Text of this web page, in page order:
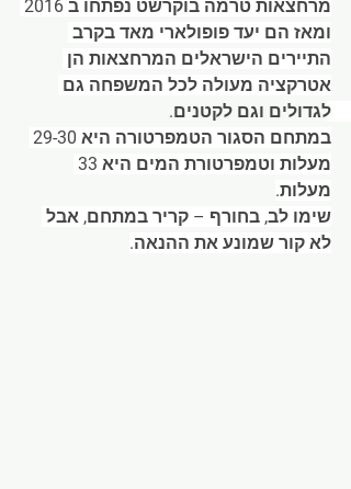
ומאז הם יעד פופולארי מאד בקרב
התיירים הישראלים המרחצאות הן
אטרקציה מעולה לכל המשפחה גם
לגדולים וגם לקטנים.
מעלות.
שימו לב, בחורף – קריר במתחם, אבל
לא קור שמונע את ההנאה.